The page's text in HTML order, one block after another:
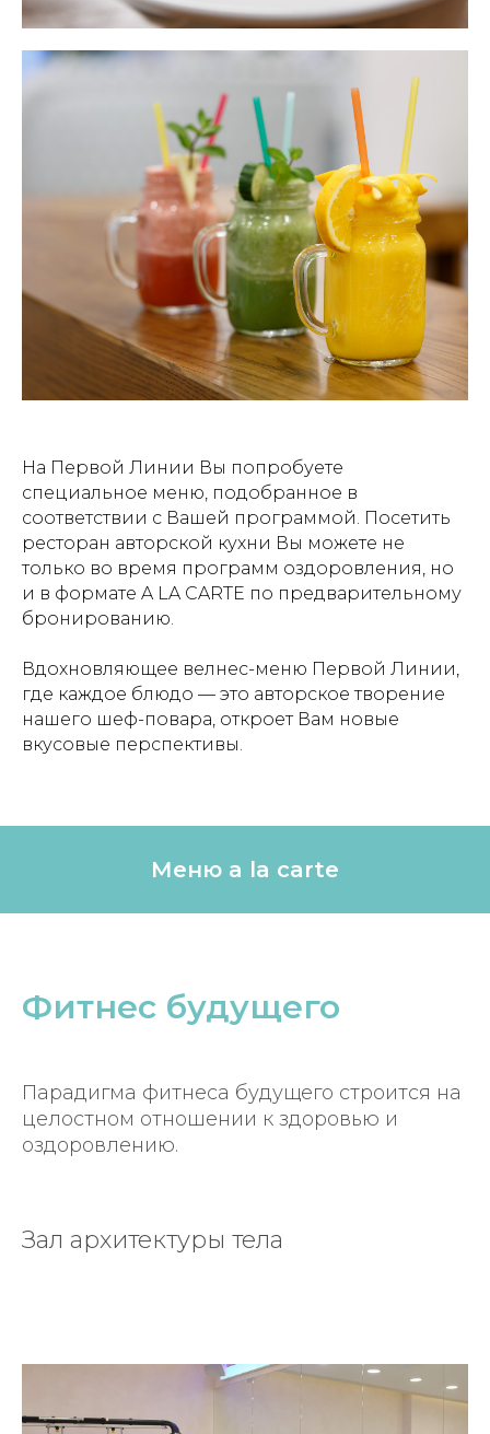
На Первой Линии Вы попробуете
специальное меню, подобранное в
соответствии с Вашей программой. Посетить
ресторан авторской кухни Вы можете не
только во время программ оздоровления, но
и в формате A LA CARTE по предварительному
бронированию.
Вдохновляющее велнес-меню Первой Линии,
где каждое блюдо — это авторское творение
нашего шеф-повара, откроет Вам новые
вкусовые перспективы.
Меню a la carte
Фитнес будущего
Парадигма фитнеса будущего строится на
целостном отношении к здоровью и
оздоровлению.
Зал архитектуры тела